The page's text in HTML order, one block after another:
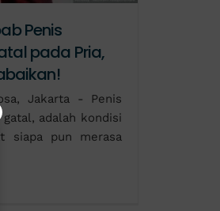
Penis
pada Pria,
Jakarta - Penis
gatal, adalah kondisi
siapa pun merasa